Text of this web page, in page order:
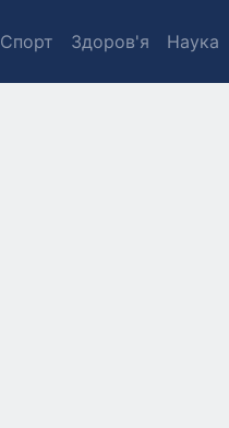
Спорт Здоров'я Наука